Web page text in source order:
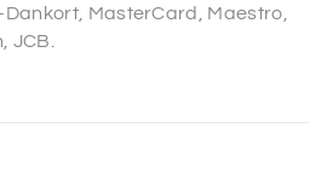
Dankort, MasterCard, Maestro,
JCB.